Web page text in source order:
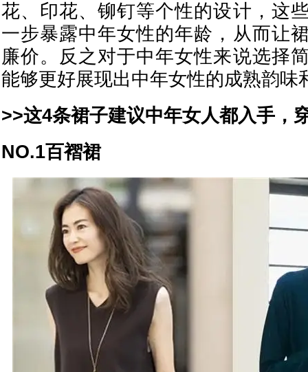
花、印花、铆钉等个性的设计，这
一步暴露中年女性的年龄，从而让
廉价。反之对于中年女性来说选择
能够更好展现出中年女性的成熟韵味
>>这4条裙子建议中年女人都入手，
NO.1百褶裙